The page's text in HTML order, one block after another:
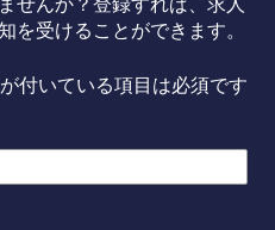
を受けることができます。
付いている項目は必須です